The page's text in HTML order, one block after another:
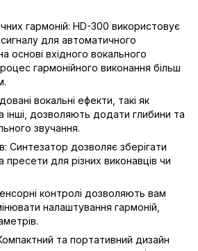
гармоній: HD-300 використовує
для автоматичного
основі вхідного вокального
гармонійного виконання більш
вокальні ефекти, такі як
інші, дозволяють додати глибини та
звучання.
Синтезатор дозволяє зберігати
пресети для різних виконавців чи
контролі дозволяють вам
налаштування гармоній,
та портативний дизайн